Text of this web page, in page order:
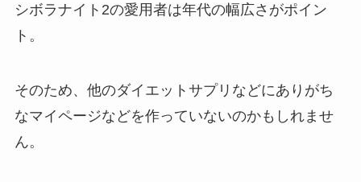
シボラナイト2の愛用者は年代の幅広さがポイン
ト。
そのため、他のダイエットサプリなどにありがち
なマイページなどを作っていないのかもしれませ
ん。